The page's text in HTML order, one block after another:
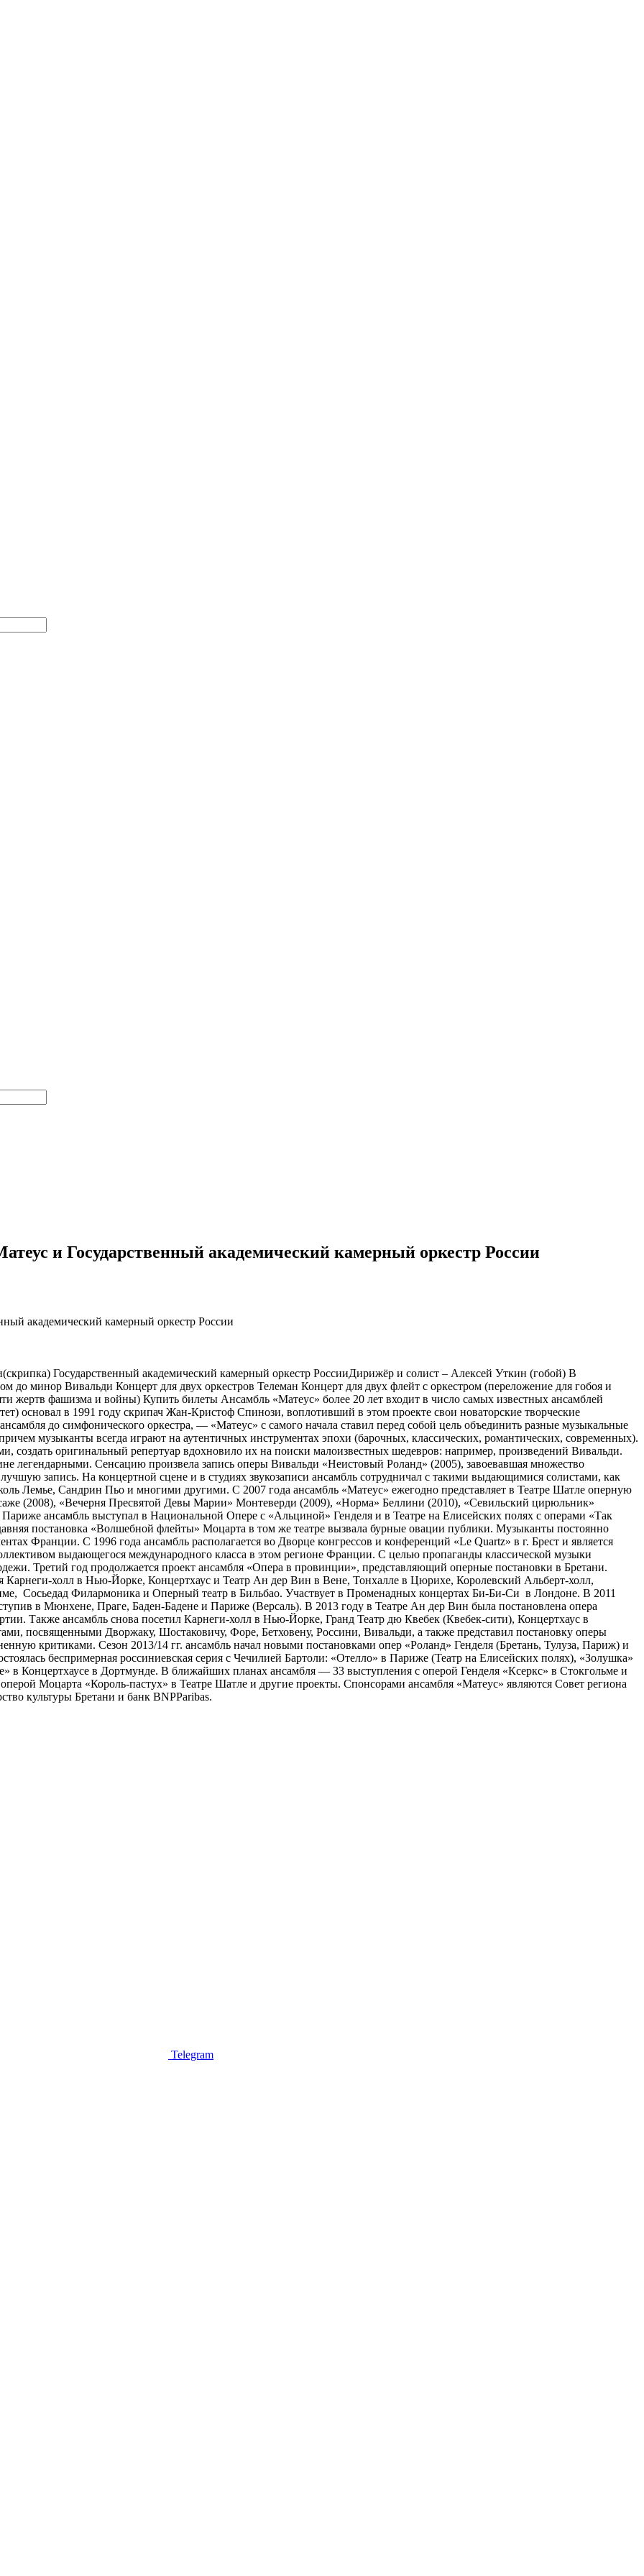
и Государственный академический камерный оркестр России
Государственный академический камерный оркестр РоссииДирижёр и солист – Алексей Уткин (гобой) В
минор Вивальди Концерт для двух оркестров Телеман Концерт для двух флейт с оркестром (переложение для гобоя и
жертв фашизма и войны) Купить билеты Ансамбль «Матеус» более 20 лет входит в число самых известных ансамблей
основал в 1991 году скрипач Жан-Кристоф Спинози, воплотивший в этом проекте свои новаторские творческие
до симфонического оркестра, — «Матеус» с самого начала ставил перед собой цель объединить разные музыкальные
музыканты всегда играют на аутентичных инструментах эпохи (барочных, классических, романтических, современных).
создать оригинальный репертуар вдохновило их на поиски малоизвестных шедевров: например, произведений Вивальди.
легендарными. Сенсацию произвела запись оперы Вивальди «Неистовый Роланд» (2005), завоевавшая множество
запись. На концертной сцене и в студиях звукозаписи ансамбль сотрудничал с такими выдающимися солистами, как
Лемье, Сандрин Пьо и многими другими. С 2007 года ансамбль «Матеус» ежегодно представляет в Театре Шатле оперную
(2008), «Вечерня Пресвятой Девы Марии» Монтеверди (2009), «Норма» Беллини (2010), «Севильский цирюльник»
ансамбль выступал в Национальной Опере с «Альциной» Генделя и в Театре на Елисейских полях с операми «Так
постановка «Волшебной флейты» Моцарта в том же театре вызвала бурные овации публики. Музыканты постоянно
Франции. С 1996 года ансамбль располагается во Дворце конгрессов и конференций «Le Quartz» в г. Брест и является
выдающегося международного класса в этом регионе Франции. С целью пропаганды классической музыки
Третий год продолжается проект ансамбля «Опера в провинции», представляющий оперные постановки в Бретани.
Карнеги-холл в Нью-Йорке, Концертхаус и Театр Ан дер Вин в Вене, Тонхалле в Цюрихе, Королевский Альберт-холл,
Сосьедад Филармоника и Оперный театр в Бильбао. Участвует в Променадных концертах Би-Би-Си в Лондоне. В 2011
в Мюнхене, Праге, Баден-Бадене и Париже (Версаль). В 2013 году в Театре Ан дер Вин была постановлена опера
Также ансамбль снова посетил Карнеги-холл в Нью-Йорке, Гранд Театр дю Квебек (Квебек-сити), Концертхаус в
посвященными Дворжаку, Шостаковичу, Форе, Бетховену, Россини, Вивальди, а также представил постановку оперы
критиками. Сезон 2013/14 гг. ансамбль начал новыми постановками опер «Роланд» Генделя (Бретань, Тулуза, Париж) и
беспримерная россиниевская серия с Чечилией Бартоли: «Отелло» в Париже (Театр на Елисейских полях), «Золушка»
в Концертхаусе в Дортмунде. В ближайших планах ансамбля — 33 выступления с оперой Генделя «Ксеркс» в Стокгольме и
Моцарта «Король-пастух» в Театре Шатле и другие проекты. Спонсорами ансамбля «Матеус» являются Совет региона
культуры Бретани и банк BNPParibas.
Telegram